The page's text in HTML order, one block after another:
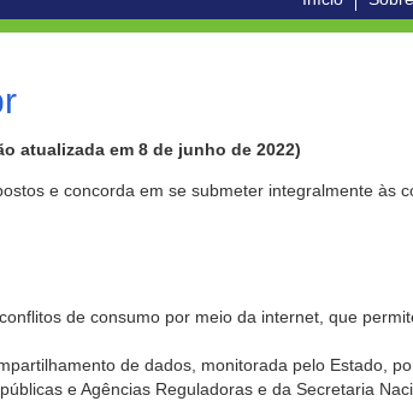
atualizada em 8 de junho de 2022)
e concorda em se submeter integralmente às
de consumo por meio da internet, que
de dados, monitorada pelo Estado,
e Agências Reguladoras e da Secretaria